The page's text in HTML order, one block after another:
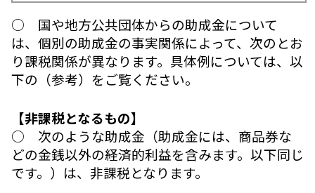
○ 国や地方公共団体からの助成金について
は、個別の助成金の事実関係によって、次のとお
り課税関係が異なります。具体例については、以
下の（参考）をご覧ください。
【非課税となるもの】
○ 次のような助成金（助成金には、商品券な
どの金銭以外の経済的利益を含みます。以下同じ
です。）は、非課税となります。